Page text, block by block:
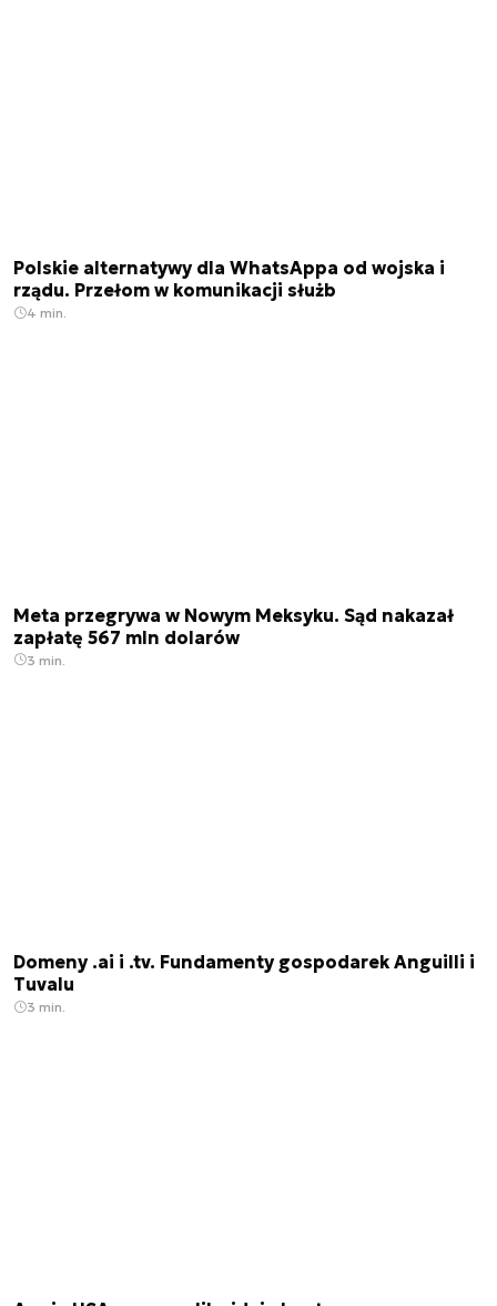
Polskie alternatywy dla WhatsAppa od wojska i
rządu. Przełom w komunikacji służb
4 min.
Meta przegrywa w Nowym Meksyku. Sąd nakazał
zapłatę 567 mln dolarów
3 min.
Domeny .ai i .tv. Fundamenty gospodarek Anguilli i
Tuvalu
3 min.